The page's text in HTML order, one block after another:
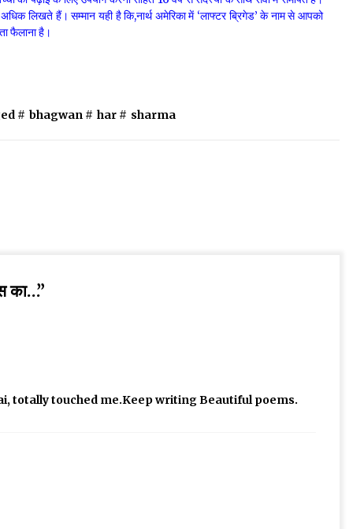
लिखते हैं। सम्मान यही है कि,नार्थ अमेरिका में ‘लाफ्टर ब्रिगेड’ के नाम से आपको
फैलाना है।
# bhagwan # har # sharma
का…”
totally touched me.Keep writing Beautiful poems.